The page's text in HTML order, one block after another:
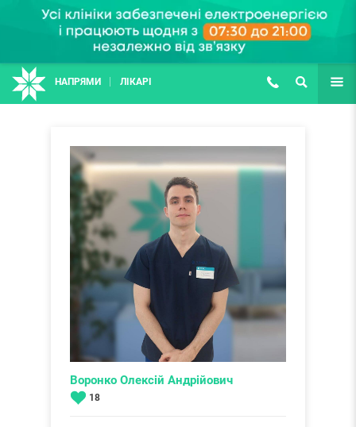
НАПРЯМИ ЛІКАРІ (067) 127-03-03
ПОШУК ЩЕ
Воронко Олексій Андрійович
18